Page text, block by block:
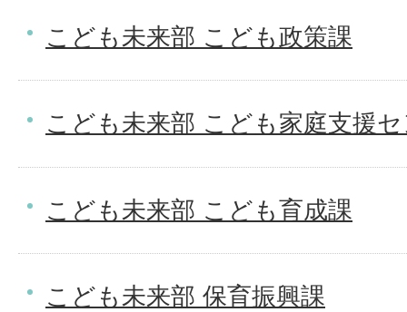
こども未来部 こども政策課
こども未来部 こども家庭支援
こども未来部 こども育成課
こども未来部 保育振興課